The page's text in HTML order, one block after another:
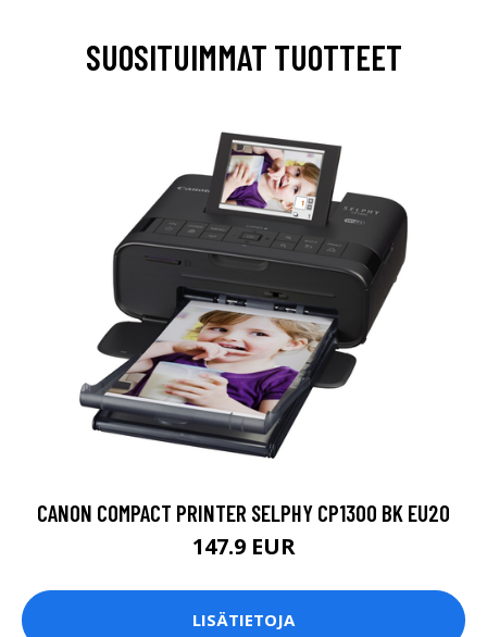
SUOSITUIMMAT TUOTTEET
CANON COMPACT PRINTER SELPHY CP1300 BK EU20
147.9 EUR
LISÄTIETOJA